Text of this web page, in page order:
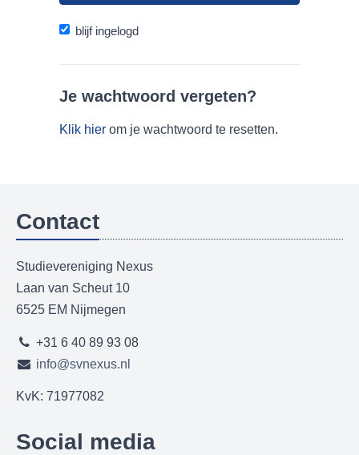
blijf ingelogd
Je wachtwoord vergeten?
Klik hier om je wachtwoord te resetten.
Contact
Studievereniging Nexus
Laan van Scheut 10
6525 EM Nijmegen
+31 6 40 89 93 08
info@svnexus.nl
KvK: 71977082
Social media